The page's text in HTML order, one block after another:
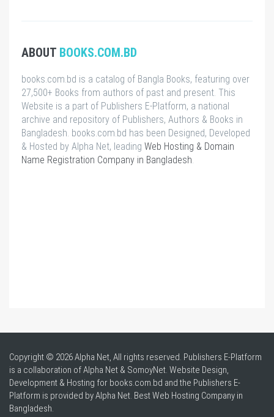
ABOUT BOOKS.COM.BD
books.com.bd is a catalog of Bangla Books, featuring over
27,500+ Books from authors of past and present. This
Website is a part of Publishers E-Platform, a national
archive and repository of Publishers, Authors & Books in
Bangladesh. books.com.bd has been Designed, Developed
& Hosted by Alpha Net, leading Web Hosting & Domain
Name Registration Company in Bangladesh
Copyright © 2026 Alpha Net, All rights reserved. Publishers E-Platform
is a collaboration of Alpha Net & SomoyNet. Website Design,
Development & Hosting for books.com.bd and the Publishers E-
Platform is provided by Alpha Net. BestWeb Hosting Company in
Bangladesh.